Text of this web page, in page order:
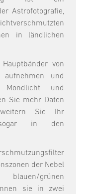
Astrofotografie,
in ländlichen
von
aufnehmen und
Mondlicht und
Sie mehr Daten
Sie Ihr
sogar in den
der Nebel
grünen
sie in zwei